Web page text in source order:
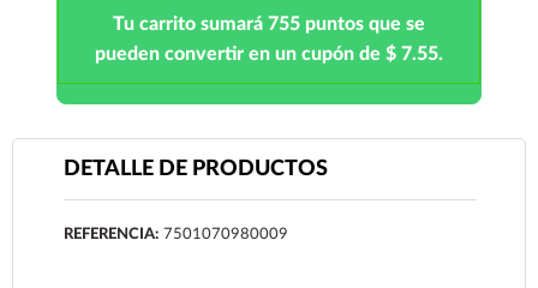
Tu carrito sumará 755 puntos que se
pueden convertir en un cupón de $ 7.55.
DETALLE DE PRODUCTOS
REFERENCIA: 7501070980009